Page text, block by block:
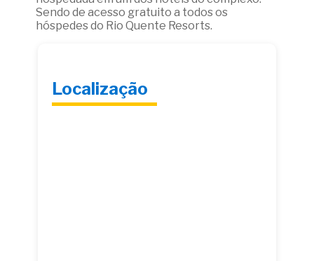
Sendo de acesso gratuito a todos os
hóspedes do Rio Quente Resorts.
Localização